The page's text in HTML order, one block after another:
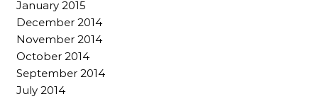
January 2015
December 2014
November 2014
October 2014
September 2014
July 2014